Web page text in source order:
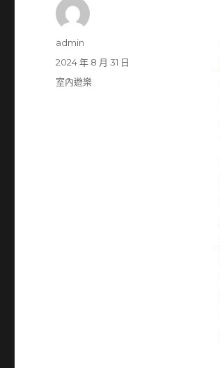
作
admin
發
佈
2024 年 8 月 31 日
分
室內遊樂